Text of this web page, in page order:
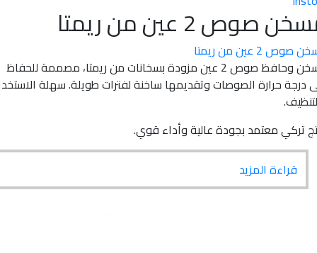
2 عين من ريمتا
ريمتا
مسخن وحافظ صوص 2 عين مزودة بسخانات من ريمتا، مصممة للحفاظ
حرارة الصوصات وتقديمها ساخنة لفترات طويلة. سهلة الاستخدام
معتمد بجودة عالية وأداء قوي.
المزيد